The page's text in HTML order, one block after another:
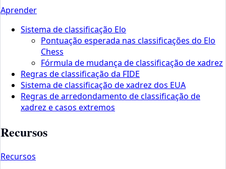
Aprender
Sistema de classificação Elo
Pontuação esperada nas classificações do Elo
Chess
Fórmula de mudança de classificação de xadrez
Regras de classificação da FIDE
Sistema de classificação de xadrez dos EUA
Regras de arredondamento de classificação de
xadrez e casos extremos
Recursos
Recursos